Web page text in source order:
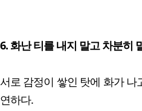
6. 화난 티를 내지 말고 차분히
서로 감정이 쌓인 탓에 화가
연하다.